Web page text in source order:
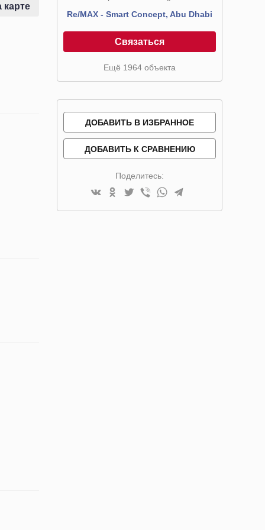
карте
Re/MAX - Smart Concept, Abu Dhabi
Связаться
Ещё 1964 объекта
ДОБАВИТЬ В ИЗБРАННОЕ
ДОБАВИТЬ К СРАВНЕНИЮ
Поделитесь: